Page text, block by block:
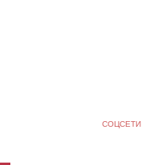
СОЦСЕТИ